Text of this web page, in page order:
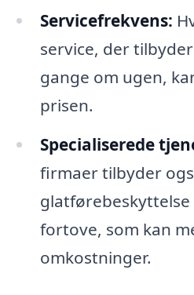
Servicefrekvens:
service, der
gange om ugen,
prisen.
Specialiserede
firmaer tilbyder
fortove, som kan
omkostninger.